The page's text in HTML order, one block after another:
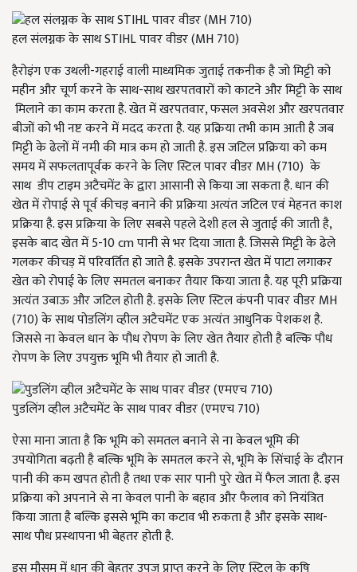
हल संलग्नक के साथ STIHL पावर वीडर (MH 710)
हैरोइंग एक उथली-गहराई वाली माध्यमिक जुताई तकनीक है जो मिट्टी को
महीन और चूर्ण करने के साथ-साथ खरपतवारों को काटने और मिट्टी के साथ
मिलाने का काम करता है. खेत में खरपतवार, फसल अवसेश और खरपतवार
बीजों को भी नष्ट करने में मदद करता है. यह प्रक्रिया तभी काम आती है जब
मिट्टी के ढेलों में नमी की मात्र कम हो जाती है. इस जटिल प्रक्रिया को कम
समय में सफलतापूर्वक करने के लिए स्टिल पावर वीडर MH (710) के
साथ डीप टाइम अटैचमेंट के द्वारा आसानी से किया जा सकता है. धान की
खेत में रोपाई से पूर्व कीचड़ बनाने की प्रक्रिया अत्यंत जटिल एवं मेहनत काश
प्रक्रिया है. इस प्रक्रिया के लिए सबसे पहले देशी हल से जुताई की जाती है,
इसके बाद खेत में 5-10 cm पानी से भर दिया जाता है. जिससे मिट्टी के ढेले
गलकर कीचड़ में परिवर्तित हो जाते है. इसके उपरान्त खेत में पाटा लगाकर
खेत को रोपाई के लिए समतल बनाकर तैयार किया जाता है. यह पूरी प्रक्रिया
अत्यंत उबाऊ और जटिल होती है. इसके लिए स्टिल कंपनी पावर वीडर MH
(710) के साथ पोडलिंग व्हील अटैचमेंट एक अत्यंत आधुनिक पेशकश है.
जिससे ना केवल धान के पौध रोपण के लिए खेत तैयार होती है बल्कि पौध
रोपण के लिए उपयुक्त भूमि भी तैयार हो जाती है.
पुडलिंग व्हील अटैचमेंट के साथ पावर वीडर (एमएच 710)
ऐसा माना जाता है कि भूमि को समतल बनाने से ना केवल भूमि की
उपयोगिता बढ़ती है बल्कि भूमि के समतल करने से, भूमि के सिंचाई के दौरान
पानी की कम खपत होती है तथा एक सार पानी पुरे खेत में फैल जाता है. इस
प्रक्रिया को अपनाने से ना केवल पानी के बहाव और फैलाव को नियंत्रित
किया जाता है बल्कि इससे भूमि का कटाव भी रुकता है और इसके साथ-
साथ पौध प्रस्थापना भी बेहतर होती है.